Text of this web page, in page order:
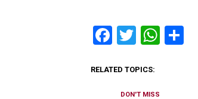
Facebook
Twitter
RELATED TOPICS:
DON'T MISS